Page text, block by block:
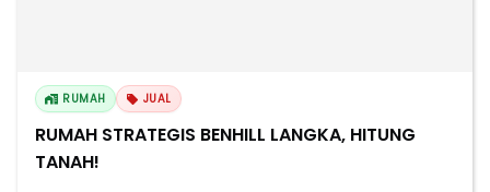
RUMAH JUAL
RUMAH STRATEGIS BENHILL LANGKA, HITUNG
TANAH!